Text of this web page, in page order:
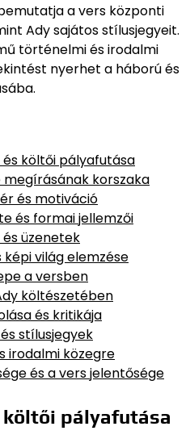
a vers központi
Ady sajátos stílusjegyeit.
történelmi és irodalmi
nyerhet a háború és
költői pályafutása
korszaka
és motiváció
és formai jellemzői
üzenetek
képi világ elemzése
a versben
költészetében
és kritikája
stílusjegyek
irodalmi közegre
és a vers jelentősége
költői pályafutása